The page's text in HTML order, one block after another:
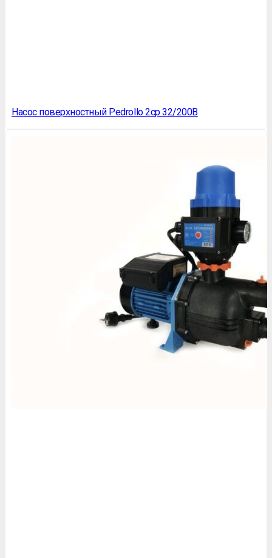
Насос поверхностный Pedrollo 2cp 32/200B